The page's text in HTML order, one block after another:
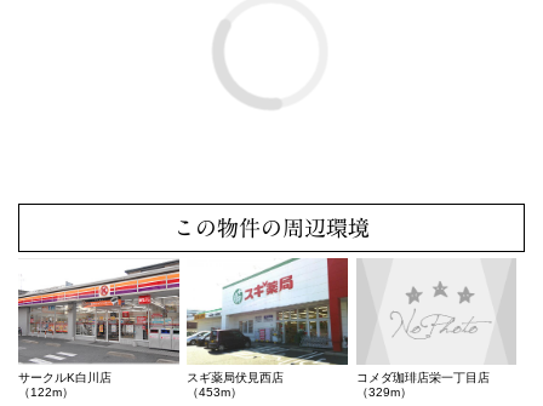
この物件の周辺環境
サークルK白川店
（122m）
スギ薬局伏見西店
（453m）
コメダ珈琲店栄一丁目店
（329m）